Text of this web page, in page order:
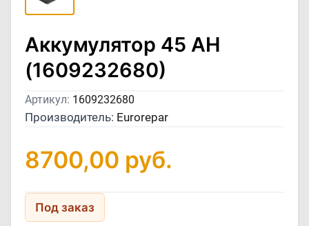
Аккумулятор 45 AH
(1609232680)
Артикул: 1609232680
Производитель: Eurorepar
8700,00 руб.
Под заказ